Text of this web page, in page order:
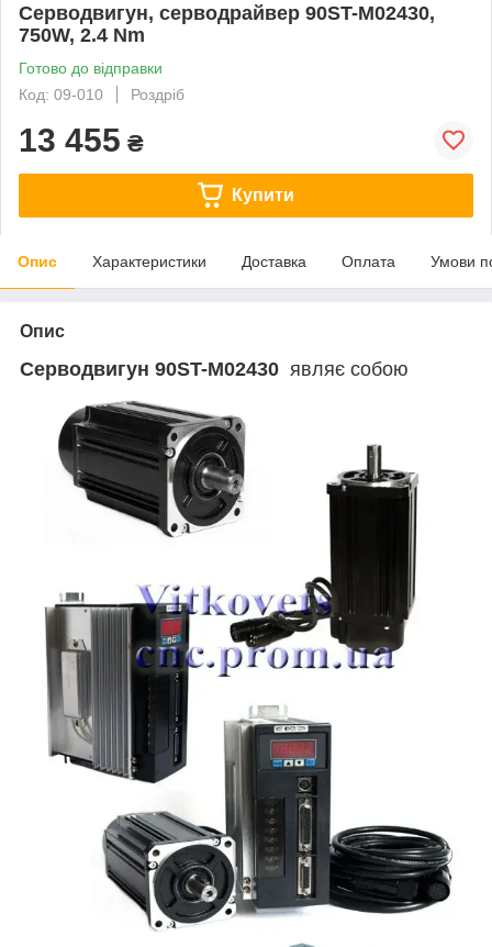
Серводвигун, серводрайвер 90ST-M02430,
750W, 2.4 Nm
Готово до відправки
Код: 09-010
Роздріб
13 455 ₴
Купити
Опис Характеристики Доставка Оплата Умови
Опис
Серводвигун 90ST-M02430 являє собою